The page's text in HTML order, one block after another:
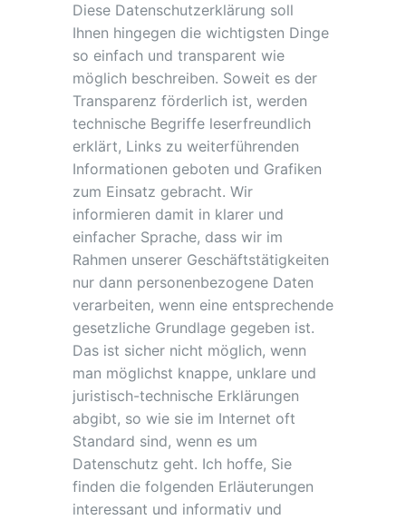
Diese Datenschutzerklärung soll
Ihnen hingegen die wichtigsten Dinge
so einfach und transparent wie
möglich beschreiben. Soweit es der
Transparenz förderlich ist, werden
technische Begriffe leserfreundlich
erklärt, Links zu weiterführenden
Informationen geboten und Grafiken
zum Einsatz gebracht. Wir
informieren damit in klarer und
einfacher Sprache, dass wir im
Rahmen unserer Geschäftstätigkeiten
nur dann personenbezogene Daten
verarbeiten, wenn eine entsprechende
gesetzliche Grundlage gegeben ist.
Das ist sicher nicht möglich, wenn
man möglichst knappe, unklare und
juristisch-technische Erklärungen
abgibt, so wie sie im Internet oft
Standard sind, wenn es um
Datenschutz geht. Ich hoffe, Sie
finden die folgenden Erläuterungen
interessant und informativ und